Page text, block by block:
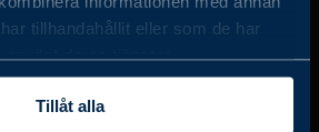
tillhandahållit eller som de har
deras tjänster.
Tillåt alla